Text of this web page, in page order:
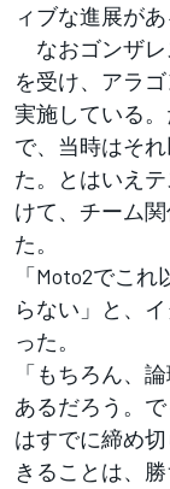
ィブな進展があ
なおゴンザレ
を受け、アラ
実施している
で、当時はそ
た。とはいえ
けて、チーム
た。
「Moto2でこ
らない」と、
った。
「もちろん、
あるだろう。
はすでに締め
きることは、